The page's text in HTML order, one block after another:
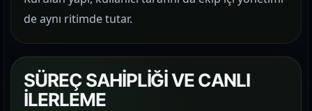
de aynı ritimde tutar.
SÜREÇ SAHİPLİĞİ VE CANLI
İLERLEME